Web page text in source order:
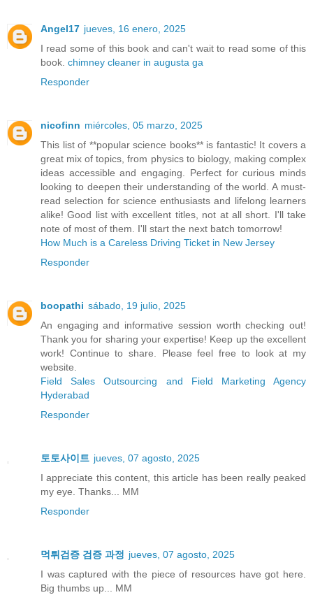
Angel17 jueves, 16 enero, 2025
I read some of this book and can't wait to read some of this
book. chimney cleaner in augusta ga
Responder
nicofinn miércoles, 05 marzo, 2025
This list of **popular science books** is fantastic! It covers a
great mix of topics, from physics to biology, making complex
ideas accessible and engaging. Perfect for curious minds
looking to deepen their understanding of the world. A must-
read selection for science enthusiasts and lifelong learners
alike! Good list with excellent titles, not at all short. I'll take
note of most of them. I'll start the next batch tomorrow!
How Much is a Careless Driving Ticket in New Jersey
Responder
boopathi sábado, 19 julio, 2025
An engaging and informative session worth checking out!
Thank you for sharing your expertise! Keep up the excellent
work! Continue to share. Please feel free to look at my
website.
Field Sales Outsourcing and Field Marketing Agency
Hyderabad
Responder
토토사이트 jueves, 07 agosto, 2025
I appreciate this content, this article has been really peaked
my eye. Thanks... MM
Responder
먹튀검증 검증 과정 jueves, 07 agosto, 2025
I was captured with the piece of resources have got here.
Big thumbs up... MM